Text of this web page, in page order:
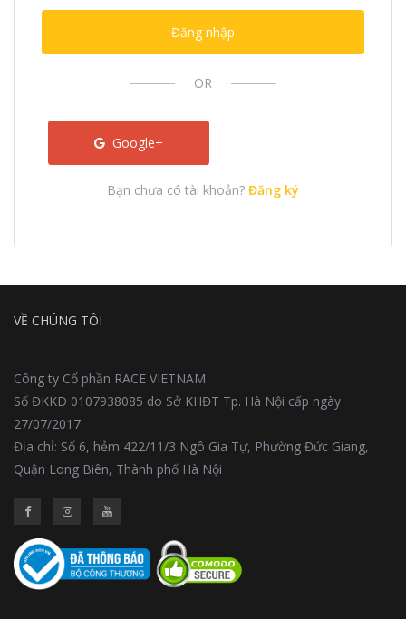
Đăng nhập
OR
Google+
Bạn chưa có tài khoản? Đăng ký
VỀ CHÚNG TÔI
Công ty Cổ phần RACE VIETNAM
Số ĐKKD 0107938085 do Sở KHĐT Tp. Hà Nội cấp ngày
27/07/2017
Địa chỉ: Số 6, hẻm 422/11/3 Ngô Gia Tự, Phường Đức Giang,
Quận Long Biên, Thành phố Hà Nội